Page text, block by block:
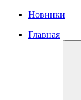
Новинки
Главная